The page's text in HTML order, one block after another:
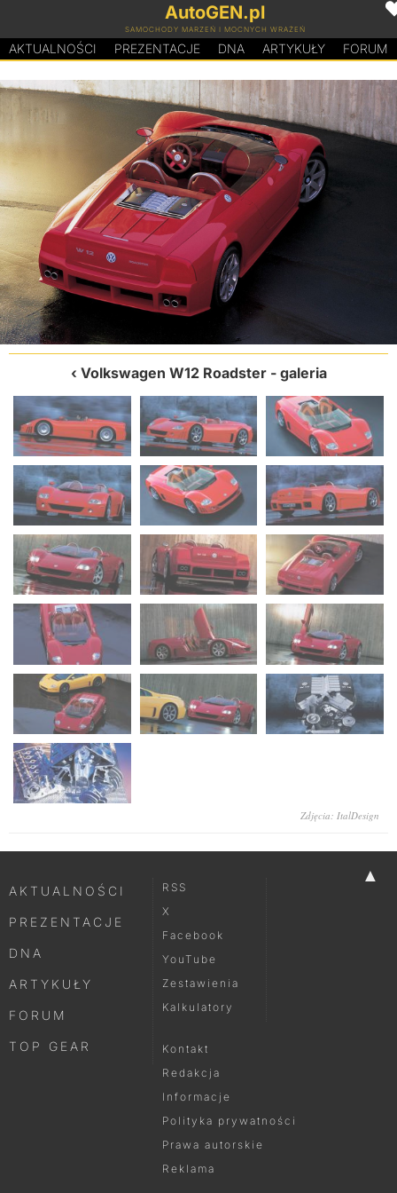
AutoGEN.pl
SAMOCHODY MARZEŃ I MOCNYCH WRAŻEŃ
AKTUALNOŚCI PREZENTACJE DNA ARTYKUŁY FORUM
Volkswagen W12 Roadster- galeria
Zdjęcia: ItalDesign
▲
AKTUALNOŚCI
PREZENTACJE
DNA
ARTYKUŁY
FORUM
TOP GEAR
RSS
X
Facebook
YouTube
Zestawienia
Kalkulatory
Kontakt
Redakcja
Informacje
Polityka prywatności
Prawa autorskie
Reklama